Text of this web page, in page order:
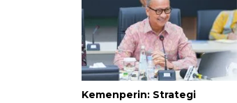
Kemenperin: Strategi